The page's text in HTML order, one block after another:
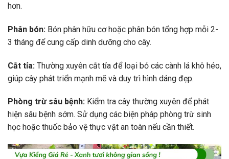
hơn.
Phân bón: Bón phân hữu cơ hoặc phân bón tổng hợp mỗi 2-
3 tháng để cung cấp dinh dưỡng cho cây.
Cắt tỉa: Thường xuyên cắt tỉa để loại bỏ các cành lá khô héo,
giúp cây phát triển mạnh mẽ và duy trì hình dáng đẹp.
Phòng trừ sâu bệnh: Kiểm tra cây thường xuyên để phát
hiện sâu bệnh sớm. Sử dụng các biện pháp phòng trừ sinh
học hoặc thuốc bảo vệ thực vật an toàn nếu cần thiết.